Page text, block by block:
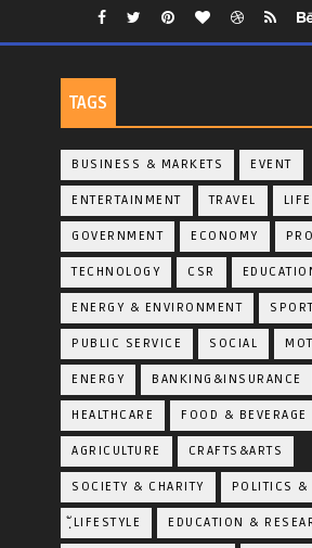
TAGS
BUSINESS & MARKETS EVENT
ENTERTAINMENT TRAVEL
GOVERNMENT ECONOMY
TECHNOLOGY CSR
ENERGY & ENVIRONMENT
PUBLIC SERVICE SOCIAL
ENERGY BANKING&INSURANCE
HEALTHCARE FOOD & BEVERAGE
AGRICULTURE CRAFTS&ARTS
SOCIETY & CHARITY POLITICS &
ฺัLIFESTYLE EDUCATION &